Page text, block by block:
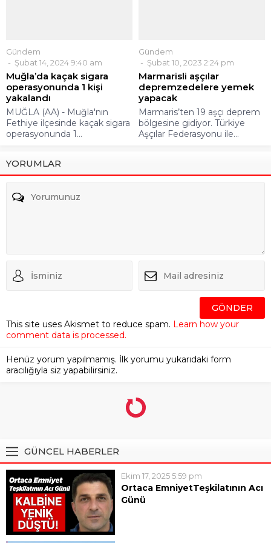
Gündem
Şubat 14, 2024 9:40 am
Muğla’da kaçak sigara
operasyonunda 1 kişi
yakalandı
MUĞLA (AA) - Muğla'nın
Fethiye ilçesinde kaçak sigara
operasyonunda 1...
Gündem
Şubat 10, 2023 2:24 pm
Marmarisli aşçılar
depremzedelere yemek
yapacak
Marmaris’ten 19 aşçı deprem
bölgesine gidiyor. Türkiye
Aşçılar Federasyonu ile...
YORUMLAR
This site uses Akismet to reduce spam. Learn how your
comment data is processed.
Henüz yorum yapılmamış. İlk yorumu yukarıdaki form
aracılığıyla siz yapabilirsiniz.
GÜNCEL HABERLER
Ekim 17, 2025 5:59 pm
Ortaca EmniyetTeşkilatının Acı
Günü